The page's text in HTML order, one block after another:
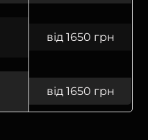
від 1650 грн
від 1650 грн